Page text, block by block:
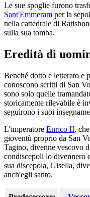
Le sue spoglie furono
Sant'Emmeram per la
nella cattedrale di
sulla sua tomba.
Eredità di
Benché dotto e letterato e
conoscono scritti di San
sono solo quelle
storicamente rilevabile è
seguirono i suoi
L'imperatore Enrico II,
gioventù proprio da San
Tagino, divenne vescovo
condiscepoli lo divennero
sua discepola, Gisella,
anch'egli santo.